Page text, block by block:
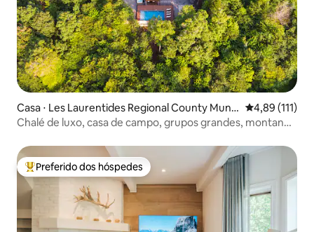
Casa ⋅ Les Laurentides Regional County Munic
ipality
4,89 de uma
4,89 (111)
Chalé de luxo, casa de campo, grupos grandes, montanha
Entre os melhores preferidos dos hóspedes
Preferido dos hóspedes